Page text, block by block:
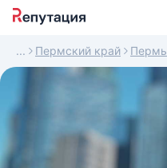
Пермский край Пермь